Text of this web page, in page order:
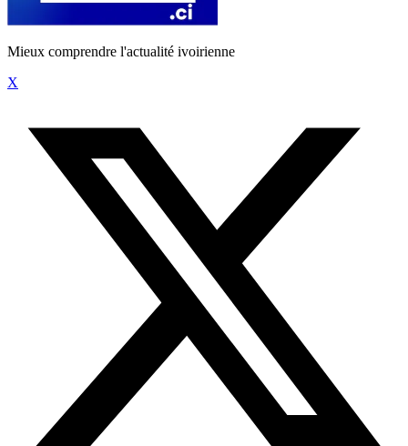
Mieux comprendre l'actualité ivoirienne
X